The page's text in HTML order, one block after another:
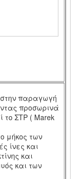
στην παραγωγή
προσωρινά
το ΣΤΡ ( Marek
μήκος των
ίνες και
και
και των